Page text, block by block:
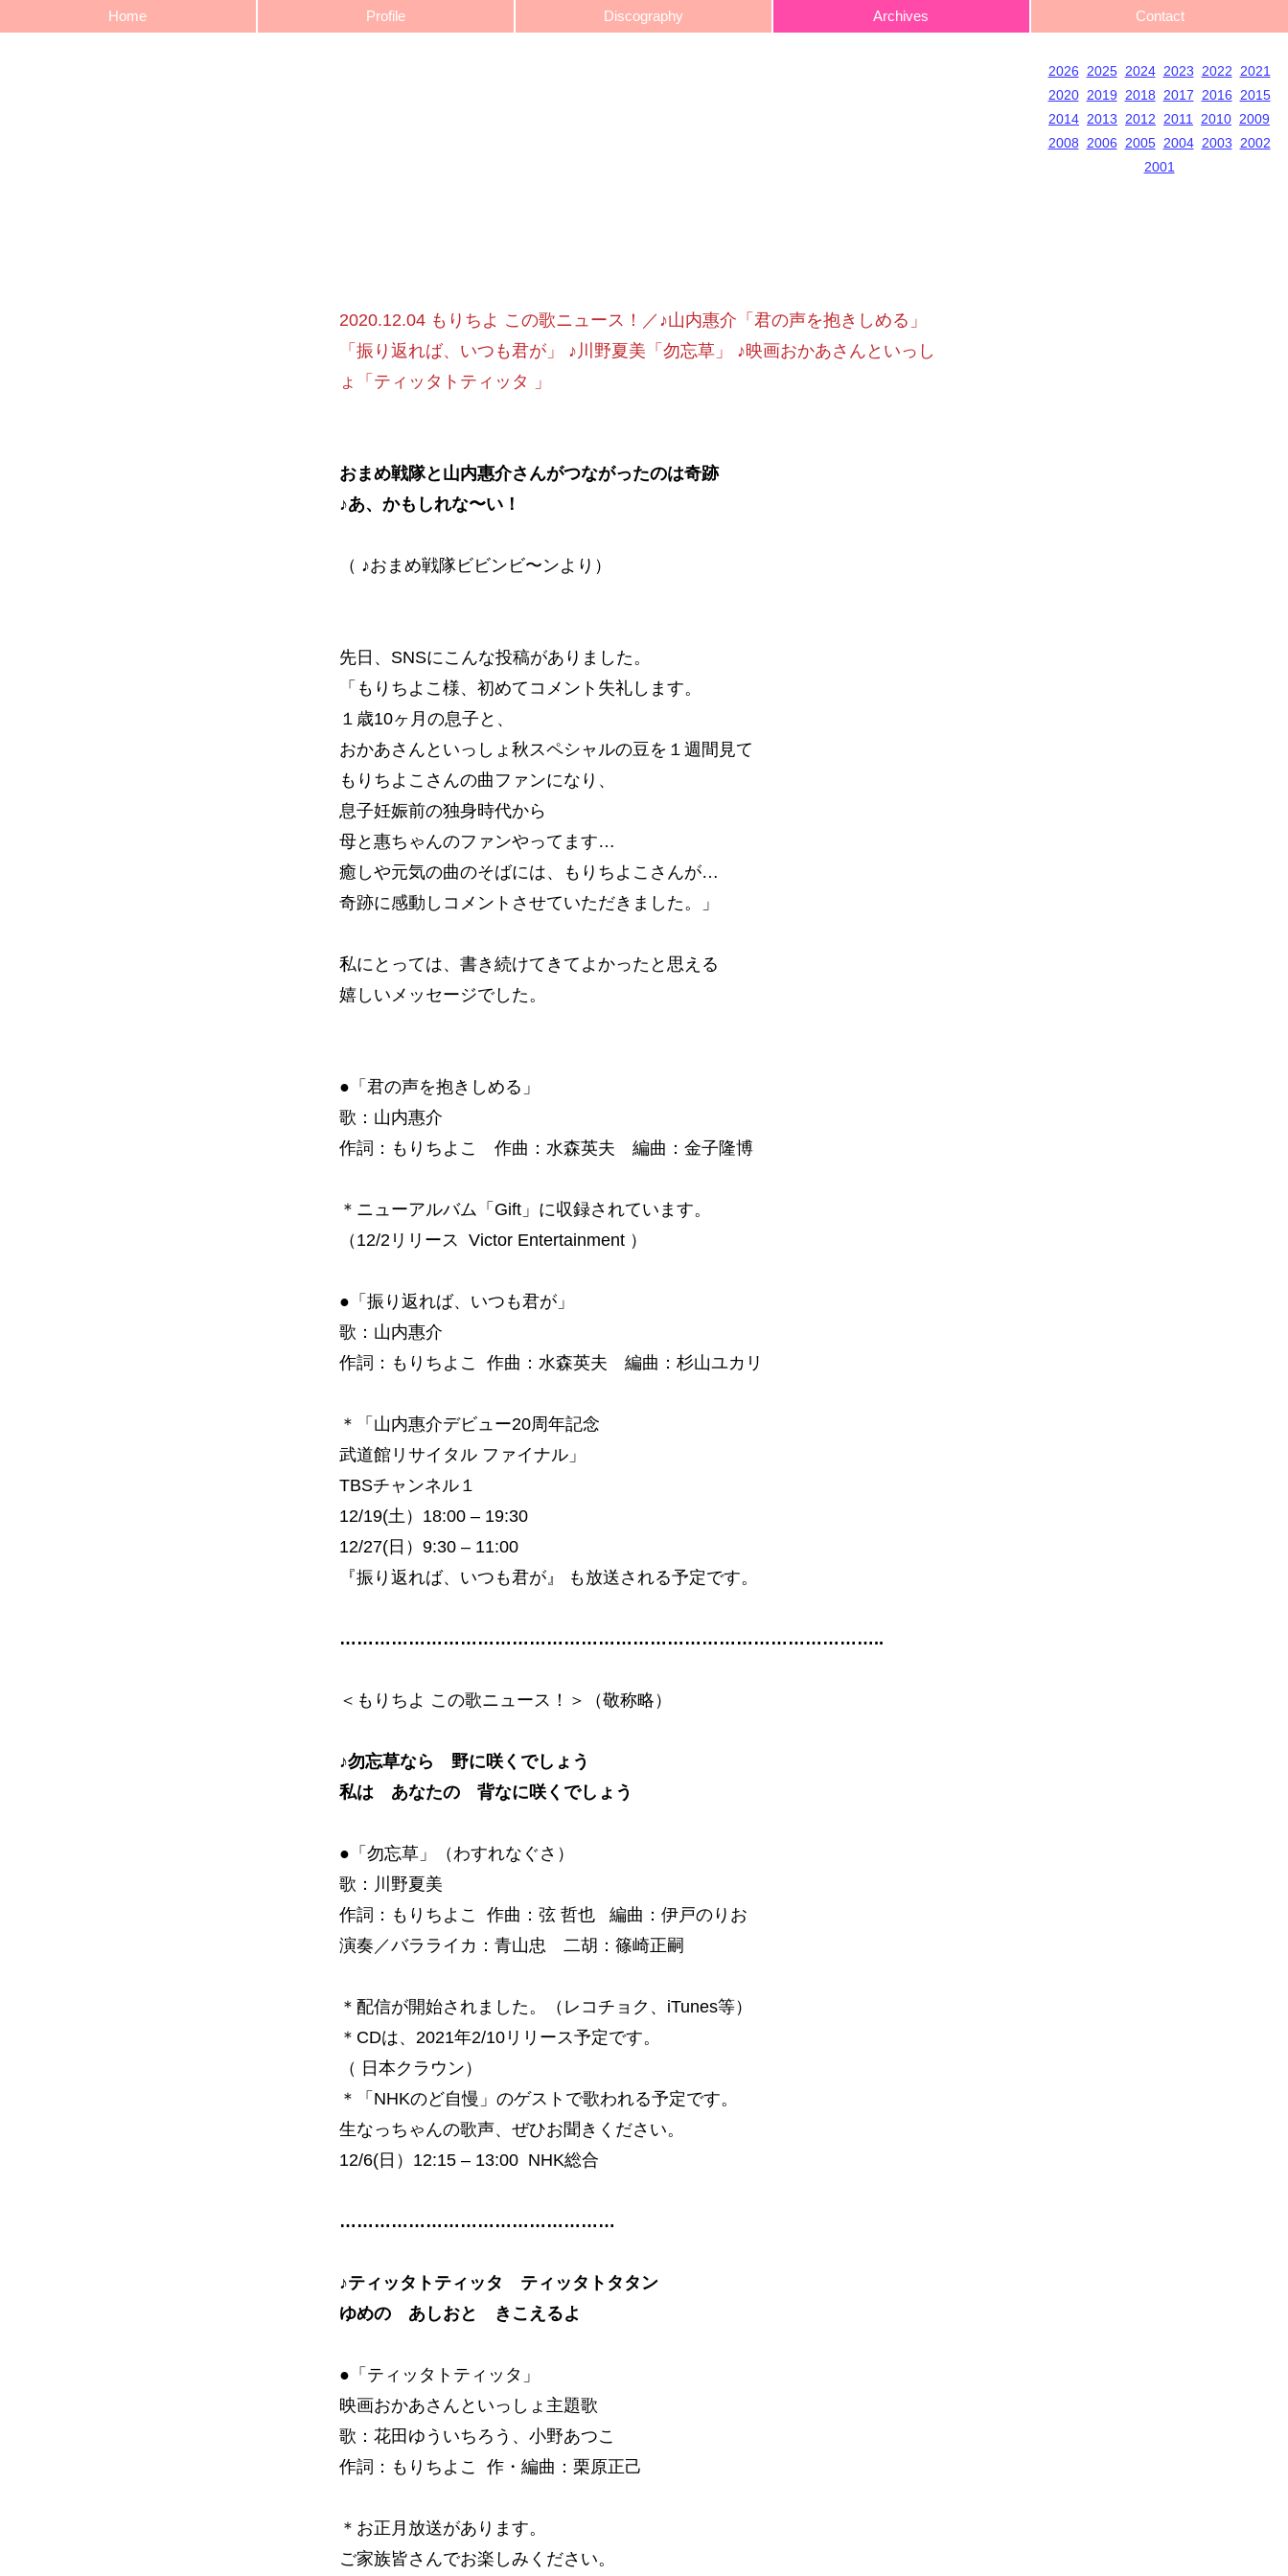
Home Profile Discography Archives Contact
2020.12.04 もりちよ この歌ニュース！／♪山内惠介「君の声を抱きしめる」
「振り返れば、いつも君が」 ♪川野夏美「勿忘草」 ♪映画おかあさんといっし
ょ「ティッタトティッタ 」
おまめ戦隊と山内惠介さんがつながったのは奇跡
♪あ、かもしれな〜い！
（ ♪おまめ戦隊ビビンビ〜ンより）
先日、SNSにこんな投稿がありました。
「もりちよこ様、初めてコメント失礼します。
１歳10ヶ月の息子と、
おかあさんといっしょ秋スペシャルの豆を１週間見て
もりちよこさんの曲ファンになり、
息子妊娠前の独身時代から
母と惠ちゃんのファンやってます…
癒しや元気の曲のそばには、もりちよこさんが…
奇跡に感動しコメントさせていただきました。」
私にとっては、書き続けてきてよかったと思える
嬉しいメッセージでした。
●「君の声を抱きしめる」
歌：山内惠介
作詞：もりちよこ 作曲：水森英夫 編曲：金子隆博
＊ニューアルバム「Gift」に収録されています。
（12/2リリース Victor Entertainment ）
●「振り返れば、いつも君が」
歌：山内惠介
作詞：もりちよこ 作曲：水森英夫 編曲：杉山ユカリ
＊「山内惠介デビュー20周年記念
武道館リサイタル ファイナル」
TBSチャンネル１
12/19(土）18:00 – 19:30
12/27(日）9:30 – 11:00
『振り返れば、いつも君が』 も放送される予定です。
…………………………………………………………………………………..
＜もりちよ この歌ニュース！＞（敬称略）
♪勿忘草なら 野に咲くでしょう
私は あなたの 背なに咲くでしょう
●「勿忘草」（わすれなぐさ）
歌：川野夏美
作詞：もりちよこ 作曲：弦 哲也 編曲：伊戸のりお
演奏／バラライカ：青山忠 二胡：篠崎正嗣
＊配信が開始されました。（レコチョク、iTunes等）
＊CDは、2021年2/10リリース予定です。
（ 日本クラウン）
＊「NHKのど自慢」のゲストで歌われる予定です。
生なっちゃんの歌声、ぜひお聞きください。
12/6(日）12:15 – 13:00 NHK総合
…………………………………………
♪ティッタトティッタ ティッタトタタン
ゆめの あしおと きこえるよ
●「ティッタトティッタ」
映画おかあさんといっしょ主題歌
歌：花田ゆういちろう、小野あつこ
作詞：もりちよこ 作・編曲：栗原正己
＊お正月放送があります。
ご家族皆さんでお楽しみください。
2026 2025 2024 2023 2022
2021
2020 2019 2018 2017 2016
2015
2014 2013 2012 2011 2010 2009
2008
2006 2005 2004 2003
2002
2001